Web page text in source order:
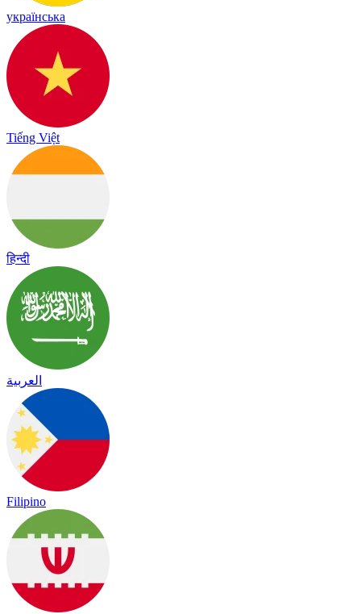
українська
Tiếng Việt
हिन्दी
العربية
Filipino